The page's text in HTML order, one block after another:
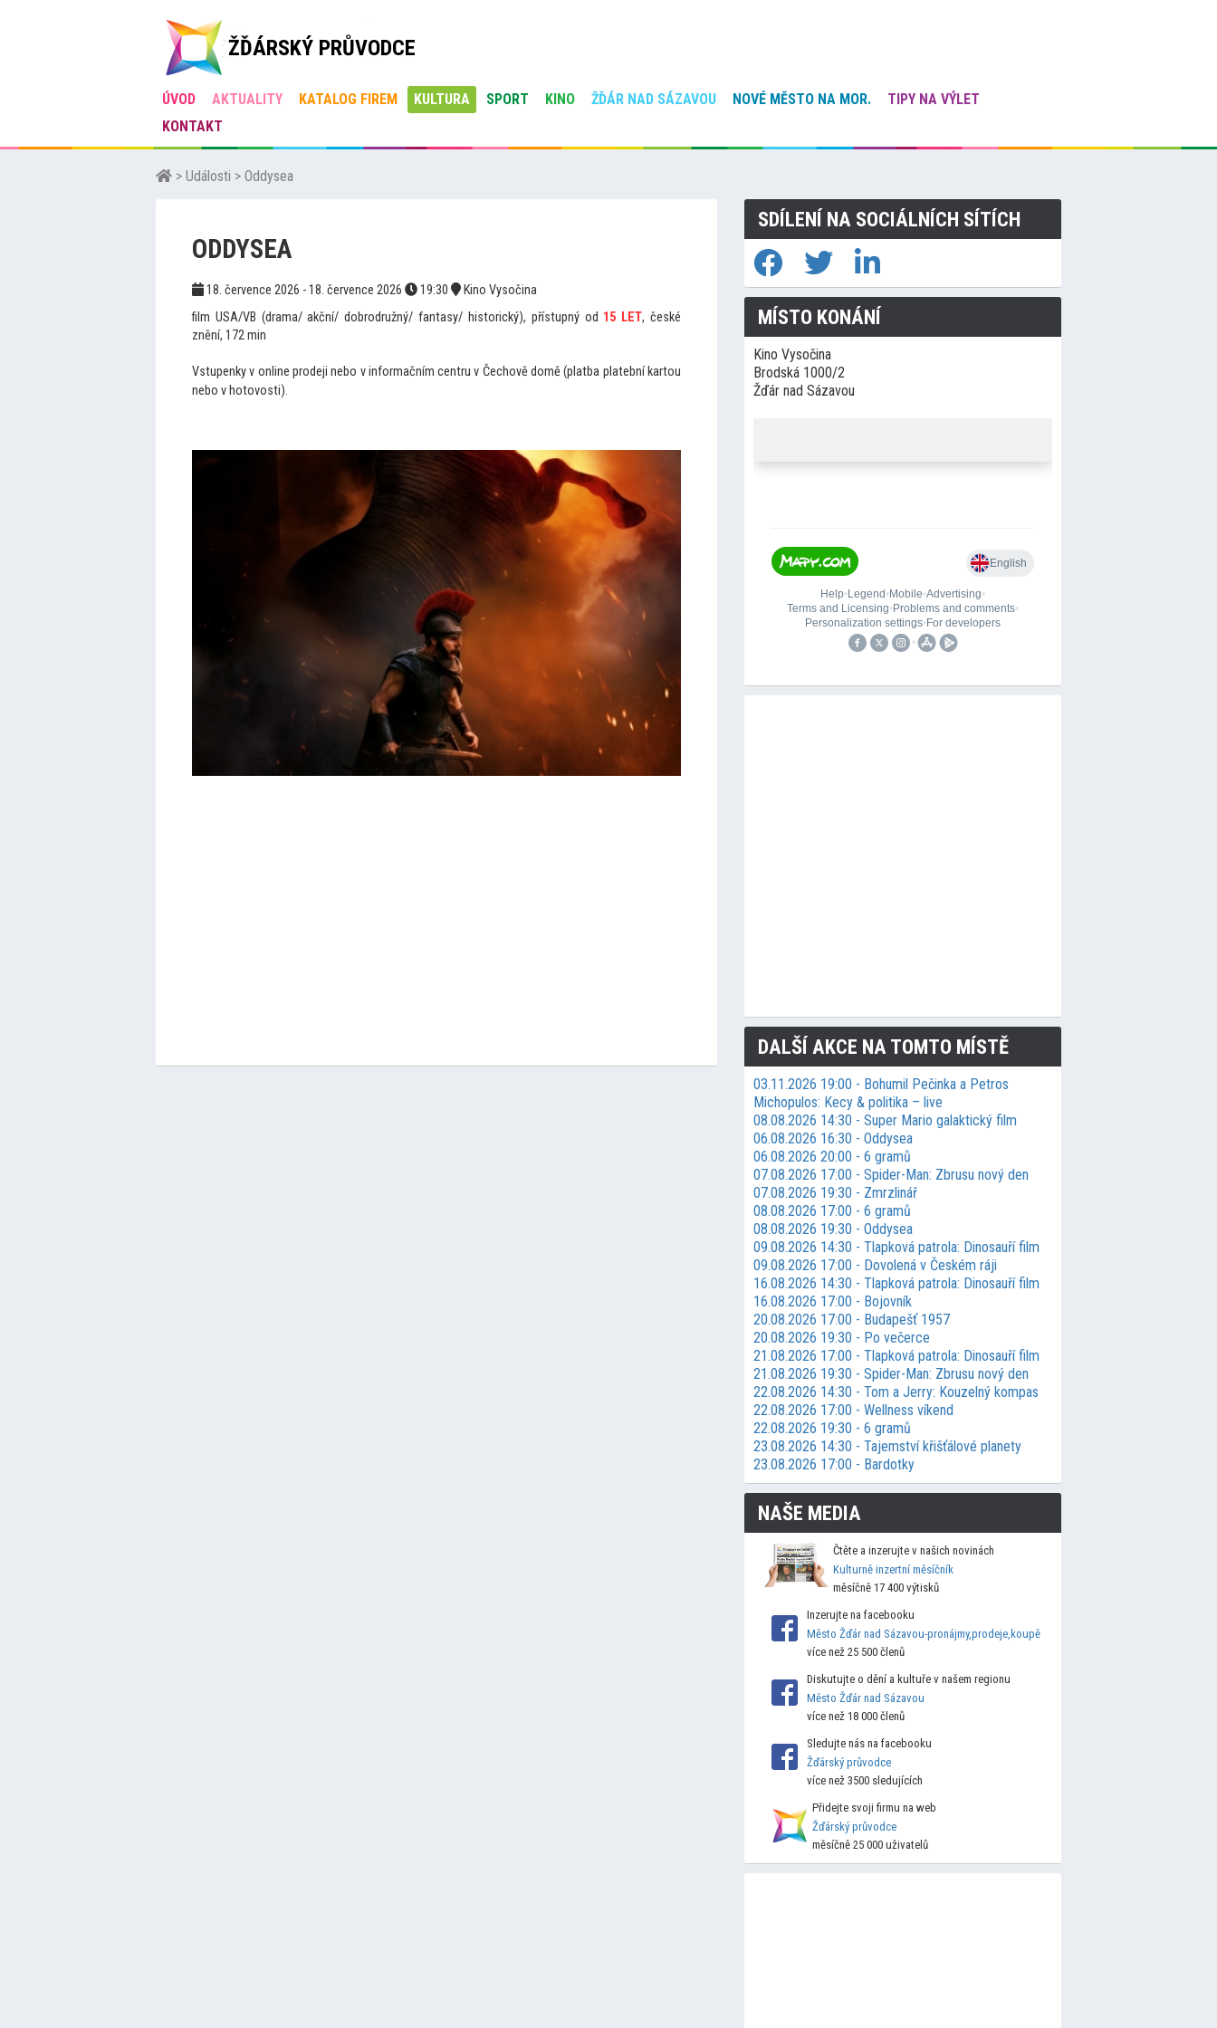
ŽĎÁRSKÝ PRŮVODCE
ÚVOD AKTUALITY KATALOG FIREM KULTURA SPORT KINO ŽĎÁR NAD SÁZAVOU NOVÉ MĚSTO NA MOR.
TIPY NA VÝLET
KONTAKT
> Události > Oddysea
ODDYSEA
18. července 2026 - 18. července 2026 19:30
Kino Vysočina
film USA/VB (drama/ akční/ dobrodružný/ fantasy/ historický), přístupný od 15 LET, české
znění, 172 min
Vstupenky v online prodeji nebo v informačním centru v Čechově domě (platba platební kartou
nebo v hotovosti).
SDÍLENÍ NA SOCIÁLNÍCH SÍTÍCH
MÍSTO KONÁNÍ
Kino Vysočina
Brodská 1000/2
Žďár nad Sázavou
DALŠÍ AKCE NA TOMTO MÍSTĚ
03.11.2026 19:00 - Bohumil Pečinka a Petros
Michopulos: Kecy & politika – live
08.08.2026 14:30 - Super Mario galaktický film
06.08.2026 16:30 - Oddysea
06.08.2026 20:00 - 6 gramů
07.08.2026 17:00 - Spider-Man: Zbrusu nový den
07.08.2026 19:30 - Zmrzlinář
08.08.2026 17:00 - 6 gramů
08.08.2026 19:30 - Oddysea
09.08.2026 14:30 - Tlapková patrola: Dinosauří film
09.08.2026 17:00 - Dovolená v Českém ráji
16.08.2026 14:30 - Tlapková patrola: Dinosauří film
16.08.2026 17:00 - Bojovník
20.08.2026 17:00 - Budapešť 1957
20.08.2026 19:30 - Po večerce
21.08.2026 17:00 - Tlapková patrola: Dinosauří film
21.08.2026 19:30 - Spider-Man: Zbrusu nový den
22.08.2026 14:30 - Tom a Jerry: Kouzelný kompas
22.08.2026 17:00 - Wellness víkend
22.08.2026 19:30 - 6 gramů
23.08.2026 14:30 - Tajemství křišťálové planety
23.08.2026 17:00 - Bardotky
NAŠE MEDIA
Čtěte a inzerujte v našich novinách
Kulturně inzertní měsíčník
měsíčně 17 400 výtisků
Inzerujte na facebooku
Město Žďár nad Sázavou-pronájmy,prodeje,koupě
více než 25 500 členů
Diskutujte o dění a kultuře v našem regionu
Město Žďár nad Sázavou
více než 18 000 členů
Sledujte nás na facebooku
Žďárský průvodce
více než 3500 sledujících
Přidejte svoji firmu na web
Žďárský průvodce
měsíčně 25 000 uživatelů